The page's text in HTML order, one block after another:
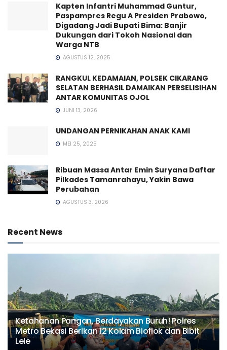
Kapten Infantri Muhammad Guntur,
Paspampres Regu A Presiden Prabowo,
Digadang Jadi Bupati Bima: Banjir
Dukungan dari Tokoh Nasional dan
Warga NTB
AGUSTUS 12, 2025
RANGKUL KEDAMAIAN, POLSEK CIKARANG
SELATAN BERHASIL DAMAIKAN PERSELISIHAN
ANTAR KOMUNITAS OJOL
JUNI 13, 2026
UNDANGAN PERNIKAHAN ANAK KAMI
MEI 25, 2025
Ribuan Massa Antar Emin Suryana Daftar
Pilkades Tamanrahayu, Yakin Bawa
Perubahan
AGUSTUS 3, 2026
Recent News
Ketahanan Pangan, Berdayakan Buruh! Polres
Metro Bekasi Berikan 12 Kolam Bioflok dan Bibit
Lele